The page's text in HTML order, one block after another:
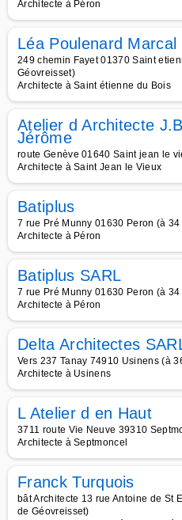
Architecte à Péron
Léa Poulenard Marcal
249 chemin Fayet 01370 Saint
Géovreisset)
Architecte à Saint étienne du Bois
Atelier d Architecte
Jérôme
route Genève 01640 Saint jean le
Architecte à Saint Jean le Vieux
Batiplus
7 rue Pré Munny 01630 Peron (à
Architecte à Péron
Batiplus SARL
7 rue Pré Munny 01630 Peron (à
Architecte à Péron
Delta Architectes
Vers 237 Tanay 74910 Usinens (à
Architecte à Usinens
L Atelier d en Haut
3711 route Vie Neuve 39310
Architecte à Septmoncel
Franck Turquois
bât Architecte 13 rue Antoine de St
de Géovreisset)